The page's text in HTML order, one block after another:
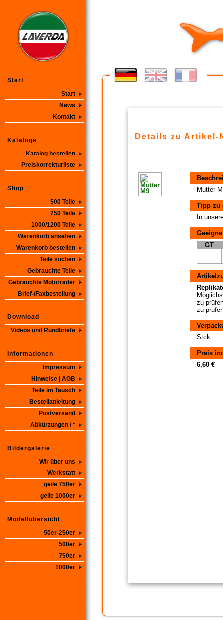
Start
Start
News
Kontakt
Kataloge
Katalog bestellen
Preiskorrekturliste
Shop
500 Teile
750 Teile
1000/1200 Teile
Warenkorb ansehen
Warenkorb bestellen
Teile suchen
Gebrauchte Teile
Gebrauchte Motorräder
Brief-/Faxbestellung
Download
Videos und Rundbriefe
Informationen
Impressum
Hinweise | AGB
Teile im Tausch
Bestellanleitung
Postversand
Abkürzungen / *
Bildergalerie
Wir über uns
Werkstatt
geile 750er
geile 1000er
Modellübersicht
50er-250er
500er
750er
1000er
Details zu Artikel-
Mutter
Tipp zu
In
GT
zu
zu
Stck.
Preis
6,60 €